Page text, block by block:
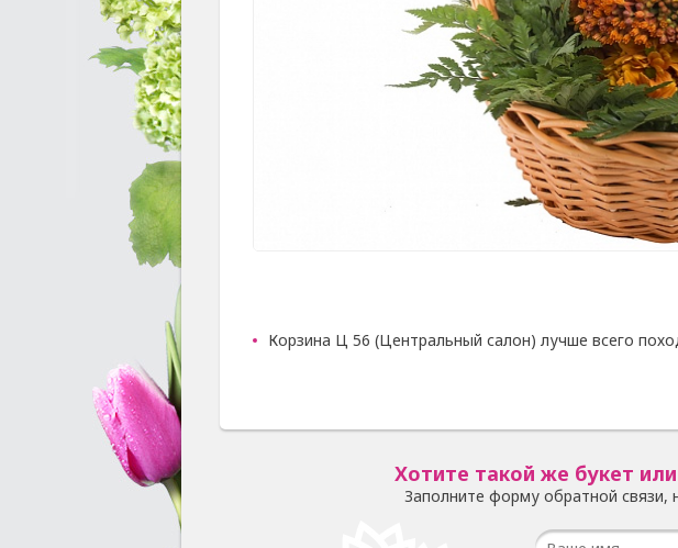
Корзина Ц 56 (Центральный салон) лучше всего
Хотите такой же букет
Заполните форму обратной